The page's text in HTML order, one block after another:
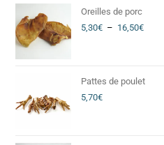
Oreilles de porc
5,30€ – 16,50€
Pattes de poulet
5,70€